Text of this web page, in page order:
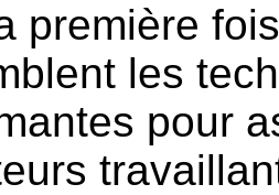
première
les
pour